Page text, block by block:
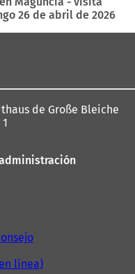
26 de abril de 2026
de Große Bleiche
línea)